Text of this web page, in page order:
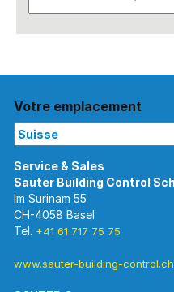
Votre emplacement
Im Surinam 55
CH-4058 Basel
Tel. +41 61 717 75 75
www.sauter-building-control.ch